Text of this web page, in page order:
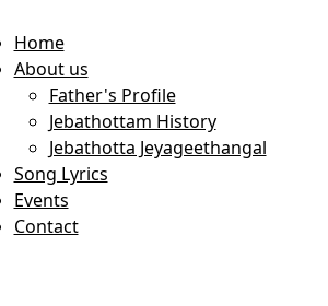
Home
About us
Father's Profile
Jebathottam History
Jebathotta Jeyageethangal
Song Lyrics
Events
Contact